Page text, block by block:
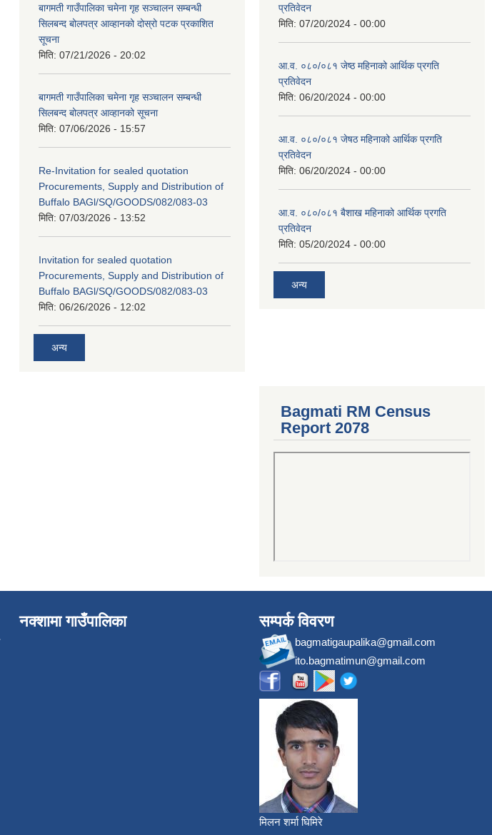
बागमती गाउँपालिका चमेना गृह सञ्चालन सम्बन्धी
सिलबन्द बोलपत्र आव्हानको दोस्रो पटक प्रकाशित
सूचना
मिति: 07/21/2026 - 20:02
बागमती गाउँपालिका चमेना गृह सञ्चालन सम्बन्धी
सिलबन्द बोलपत्र आव्हानको सूचना
मिति: 07/06/2026 - 15:57
Re-Invitation for sealed quotation
Procurements, Supply and Distribution of
Buffalo BAGl/SQ/GOODS/082/083-03
मिति: 07/03/2026 - 13:52
Invitation for sealed quotation
Procurements, Supply and Distribution of
Buffalo BAGl/SQ/GOODS/082/083-03
मिति: 06/26/2026 - 12:02
अन्य
प्रतिवेदन
मिति: 07/20/2024 - 00:00
आ.व. ०८०/०८१ जेष्ठ महिनाको आर्थिक प्रगति
प्रतिवेदन
मिति: 06/20/2024 - 00:00
आ.व. ०८०/०८१ जेषठ महिनाको आर्थिक प्रगति
प्रतिवेदन
मिति: 06/20/2024 - 00:00
आ.व. ०८०/०८१ बैशाख महिनाको आर्थिक प्रगति
प्रतिवेदन
मिति: 05/20/2024 - 00:00
अन्य
Bagmati RM Census
Report 2078
नक्शामा गाउँपालिका सम्पर्क विवरण
bagmatigaupalika@gmail.com
ito.bagmatimun@gmail.com
मिलन शर्मा घिमिरे